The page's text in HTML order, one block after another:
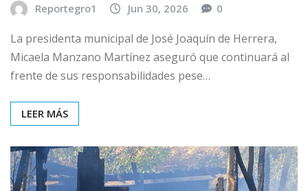
Reportegro1 Jun 30, 2026 0
La presidenta municipal de José Joaquín de Herrera,
Micaela Manzano Martínez aseguró que continuará al
frente de sus responsabilidades pese…
LEER MÁS